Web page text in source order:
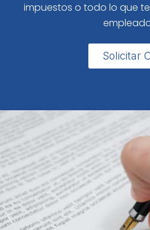
impuestos o todo lo que
Solicitar